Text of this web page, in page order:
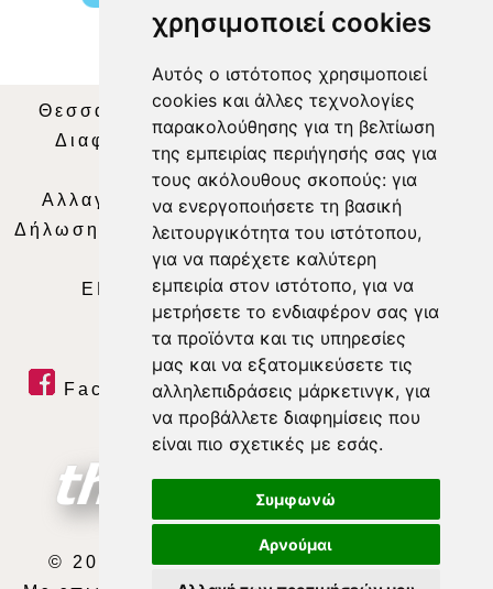
χρησιμοποιεί cookies
Αυτός ο ιστότοπος χρησιμοποιεί
cookies και άλλες τεχνολογίες
παρακολούθησης για τη βελτίωση
της εμπειρίας περιήγησής σας για
τους ακόλουθους σκοπούς: για
να ενεργοποιήσετε τη βασική
λειτουργικότητα του ιστότοπου,
για να παρέχετε καλύτερη
εμπειρία στον ιστότοπο, για να
μετρήσετε το ενδιαφέρον σας για
τα προϊόντα και τις υπηρεσίες
μας και να εξατομικεύσετε τις
αλληλεπιδράσεις μάρκετινγκ, για
να προβάλλετε διαφημίσεις που
είναι πιο σχετικές με εσάς.
Συμφωνώ
Αρνούμαι
Θεσσαλία Τηλεόραση|SNG Services
Διαφήμιση | Όροι Χρήσης |Δήλωση
Απορρήτου |
Περιεχόμενο
Αλλαγή Προτιμήσεων για τα Cookies
Δήλωση συμμόρφωσης με τη σύσταση (ΕΕ)
2018/334|Ταυτότητα
ΕΝΗΜΕΡΩΣΗ |WEB TV| LIVE
Facebook| Twitter | Youtube
RSS Feed
© 2026 ΘΕΣΣΑΛΙΑ ΤΗΛΕΟΡΑΣΗ Α.Ε.